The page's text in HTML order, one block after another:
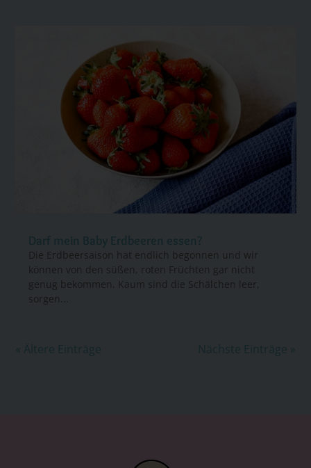
Darf mein Baby Erdbeeren essen?
Die Erdbeersaison hat endlich begonnen und wir
können von den süßen, roten Früchten gar nicht
genug bekommen. Kaum sind die Schälchen leer,
sorgen...
« Ältere Einträge Nächste Einträge »